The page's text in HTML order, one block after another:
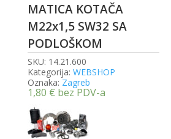
MATICA KOTAČA
M22x1,5 SW32 SA
PODLOŠKOM
SKU: 14.21.600
Kategorija: WEBSHOP
Oznaka: Zagreb
1,80 € bez PDV-a